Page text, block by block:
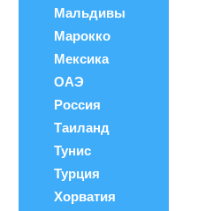
Мальдивы
Марокко
Мексика
ОАЭ
Россия
Таиланд
Тунис
Турция
Хорватия